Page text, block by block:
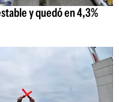
y quedó en 4,3%